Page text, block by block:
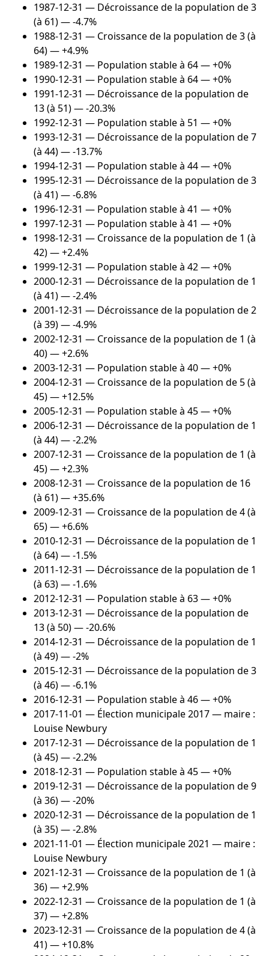
1987-12-31 — Décroissance de la population de 3
(à 61) — -4.7%
1988-12-31 — Croissance de la population de 3 (à
64) — +4.9%
1989-12-31 — Population stable à 64 — +0%
1990-12-31 — Population stable à 64 — +0%
1991-12-31 — Décroissance de la population de
13 (à 51) — -20.3%
1992-12-31 — Population stable à 51 — +0%
1993-12-31 — Décroissance de la population de 7
(à 44) — -13.7%
1994-12-31 — Population stable à 44 — +0%
1995-12-31 — Décroissance de la population de 3
(à 41) — -6.8%
1996-12-31 — Population stable à 41 — +0%
1997-12-31 — Population stable à 41 — +0%
1998-12-31 — Croissance de la population de 1 (à
42) — +2.4%
1999-12-31 — Population stable à 42 — +0%
2000-12-31 — Décroissance de la population de 1
(à 41) — -2.4%
2001-12-31 — Décroissance de la population de 2
(à 39) — -4.9%
2002-12-31 — Croissance de la population de 1 (à
40) — +2.6%
2003-12-31 — Population stable à 40 — +0%
2004-12-31 — Croissance de la population de 5 (à
45) — +12.5%
2005-12-31 — Population stable à 45 — +0%
2006-12-31 — Décroissance de la population de 1
(à 44) — -2.2%
2007-12-31 — Croissance de la population de 1 (à
45) — +2.3%
2008-12-31 — Croissance de la population de 16
(à 61) — +35.6%
2009-12-31 — Croissance de la population de 4 (à
65) — +6.6%
2010-12-31 — Décroissance de la population de 1
(à 64) — -1.5%
2011-12-31 — Décroissance de la population de 1
(à 63) — -1.6%
2012-12-31 — Population stable à 63 — +0%
2013-12-31 — Décroissance de la population de
13 (à 50) — -20.6%
2014-12-31 — Décroissance de la population de 1
(à 49) — -2%
2015-12-31 — Décroissance de la population de 3
(à 46) — -6.1%
2016-12-31 — Population stable à 46 — +0%
2017-11-01 — Élection municipale 2017 — maire :
Louise Newbury
2017-12-31 — Décroissance de la population de 1
(à 45) — -2.2%
2018-12-31 — Population stable à 45 — +0%
2019-12-31 — Décroissance de la population de 9
(à 36) — -20%
2020-12-31 — Décroissance de la population de 1
(à 35) — -2.8%
2021-11-01 — Élection municipale 2021 — maire :
Louise Newbury
2021-12-31 — Croissance de la population de 1 (à
36) — +2.9%
2022-12-31 — Croissance de la population de 1 (à
37) — +2.8%
2023-12-31 — Croissance de la population de 4 (à
41) — +10.8%